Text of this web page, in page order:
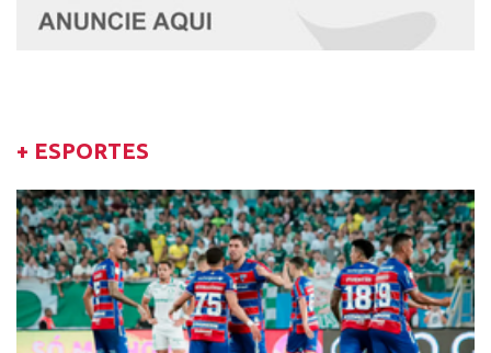
+ ESPORTES